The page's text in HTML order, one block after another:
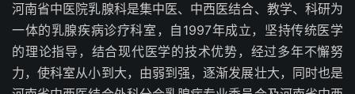
河南省中医院乳腺科是集中医、中西医结合、教学、科研为
一体的乳腺疾病诊疗科室，自1997年成立，坚持传统医学
的理论指导，结合现代医学的技术优势，经过多年不懈努
力，使科室从小到大，由弱到强，逐渐发展壮大，同时也是